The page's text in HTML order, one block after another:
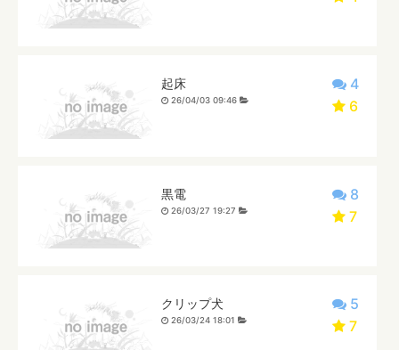
4
6
起床
26/04/03 09:46
8
7
黒電
26/03/27 19:27
5
7
クリップ犬
26/03/24 18:01